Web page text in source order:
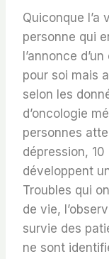
Quiconque l’a
personne qui
l’annonce
pour soi mais
selon les
d’oncologie
personnes
dépression,
développent
Troubles qui
de vie,
survie des
ne sont